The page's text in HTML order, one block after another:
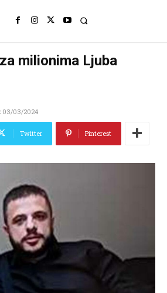
milionima Ljuba
03/03/2024
Twitter Pinterest